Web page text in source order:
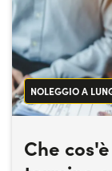
NOLEGGIO A
Che